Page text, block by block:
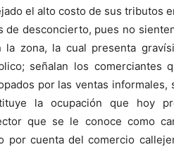
el alto costo de sus tributos
de desconcierto, pues no
la zona, la cual presenta
señalan los comerciantes
por las ventas
la ocupación que hoy
que se le conoce como
por cuenta del comercio